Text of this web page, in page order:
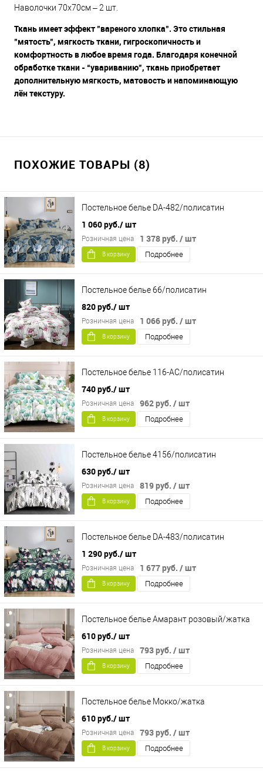
Наволочки 70х70см – 2 шт.
Ткань имеет эффект "вареного хлопка". Это стильная
"мятость", мягкость ткани, гигроскопичность и
комфортность в любое время года. Благодаря конечной
обработке ткани - “увариванию”, ткань приобретает
дополнительную мягкость, матовость и напоминающую
лён текстуру.
ПОХОЖИЕ ТОВАРЫ (8)
Постельное белье DA-482/полисатин
1 060 руб./ шт
1 378 руб. / шт
Розничная цена
В корзину Подробнее
Постельное белье 66/полисатин
820 руб./ шт
1 066 руб. / шт
Розничная цена
В корзину Подробнее
Постельное белье 116-AC/полисатин
740 руб./ шт
962 руб. / шт
Розничная цена
В корзину Подробнее
Постельное белье 4156/полисатин
630 руб./ шт
819 руб. / шт
Розничная цена
В корзину Подробнее
Постельное белье DA-483/полисатин
1 290 руб./ шт
1 677 руб. / шт
Розничная цена
В корзину Подробнее
Постельное белье Амарант розовый/жатка
610 руб./ шт
793 руб. / шт
Розничная цена
В корзину Подробнее
Постельное белье Мокко/жатка
610 руб./ шт
793 руб. / шт
Розничная цена
В корзину Подробнее